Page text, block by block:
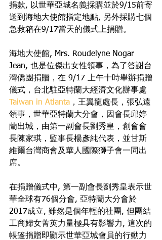
捐款, 以世華亞城名義採購並於9/15前寄
送到海地大使館指定地點, 另外採購七個
急救箱在9/17當天的儀式上捐贈。
海地大使館, Mrs. Roudelyne Nogar
Jean, 也是位傑出女性領事，為了答謝台
灣僑團捐贈，在 9/17 上午十時舉辦捐贈
儀式，台北駐亞特蘭大經濟文化辦事處
Taiwan in Atlanta ，王翼龍處長，張弘遠
領事，世華亞特蘭大分會，因會長邱婷
蘭出城，由第一副會長劉秀皇，創會會
長陳家琪，監事長楊彥純代表，並甘斯
維爾台灣商會及華人國際獅子會一同出
席。
在捐贈儀式中, 第一副會長劉秀皇表示世
華全球有76個分會, 亞特蘭大分會於
2017成立, 雖然是個年輕的社團, 但團結
工商婦女菁英力量極具有影響力, 這次的
帳篷捐贈即顯示世華亞城會員的行動力